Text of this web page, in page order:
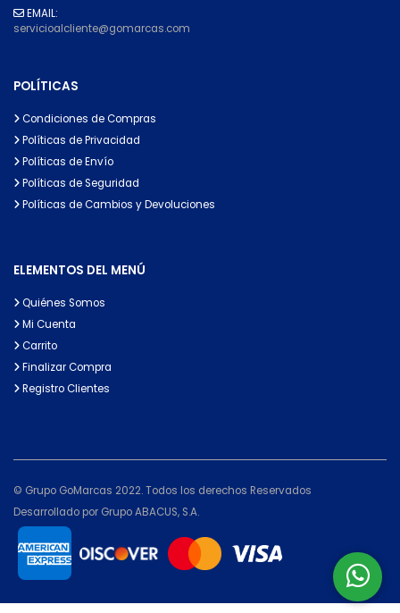
EMAIL:
servicioalcliente@gomarcas.com
POLÍTICAS
Condiciones de Compras
Políticas de Privacidad
Políticas de Envío
Políticas de Seguridad
Políticas de Cambios y Devoluciones
ELEMENTOS DEL MENÚ
Quiénes Somos
Mi Cuenta
Carrito
Finalizar Compra
Registro Clientes
© Grupo GoMarcas 2022. Todos los derechos Reservados
Desarrollado por Grupo ABACUS, S.A.